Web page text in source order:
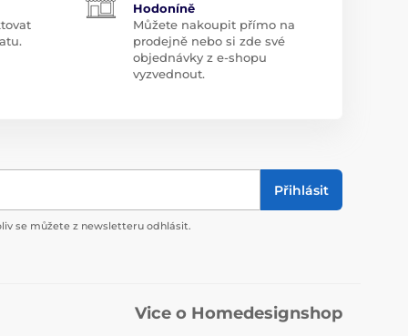
Hodoníně
Můžete nakoupit přímo na
prodejně nebo si zde své
objednávky z e-shopu
vyzvednout.
Přihlásit
se můžete z newsletteru odhlásit.
Vice o Homedesignshop